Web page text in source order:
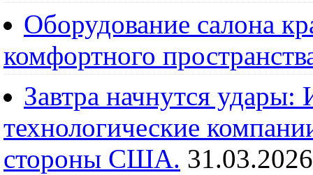
Оборудование салона
комфортного
Завтра начнутся
технологические
стороны США. 31.03.2026